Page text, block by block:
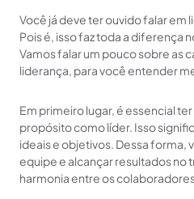
Você já deve ter ouvido falar em
Pois é, isso faz toda a diferença
Vamos falar um pouco sobre as
liderança, para você entender
Em primeiro lugar, é essencial
propósito como líder. Isso
ideais e objetivos. Dessa forma,
equipe e alcançar resultados no
harmonia entre os